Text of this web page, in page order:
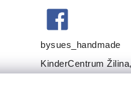
bysues_handmade
KinderCentrum Žilina,